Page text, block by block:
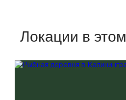
Локации в